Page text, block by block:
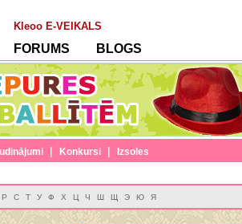
Kleoo E-VEIKALS
FORUMS BLOGS
| Konkursi |
Izsoles
Р С Т У Ф Х Ц Ч Ш Щ Э Ю Я